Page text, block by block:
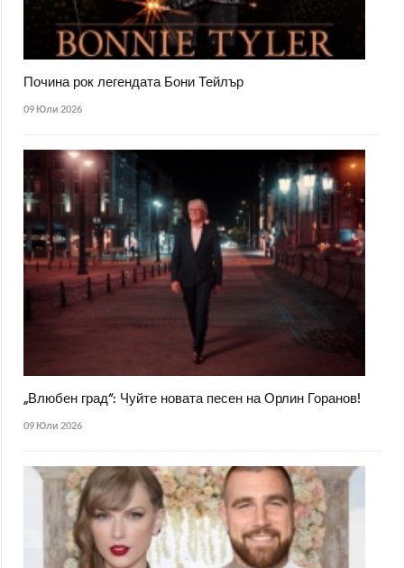
Почина рок легендата Бони Тейлър
09 Юли 2026
„Влюбен град“: Чуйте новата песен на Орлин Горанов!
09 Юли 2026